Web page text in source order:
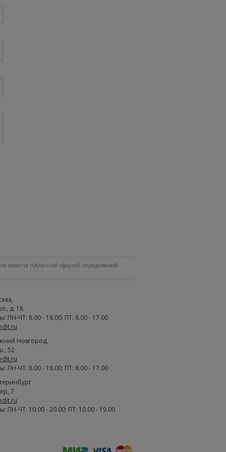
является публичной офертой, определяемой
,
д. 18
ПН-ЧТ: 8.00 - 18.00; ПТ: 8.00 - 17.00
Новгород,
52
ПН-ЧТ: 8.00 - 18.00; ПТ: 8.00 - 17.00
7
ПН-ЧТ: 10.00 - 20.00; ПТ: 10.00 - 19.00